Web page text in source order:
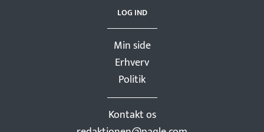
Min side
Erhverv
Politik
Kontakt os
LOG IND